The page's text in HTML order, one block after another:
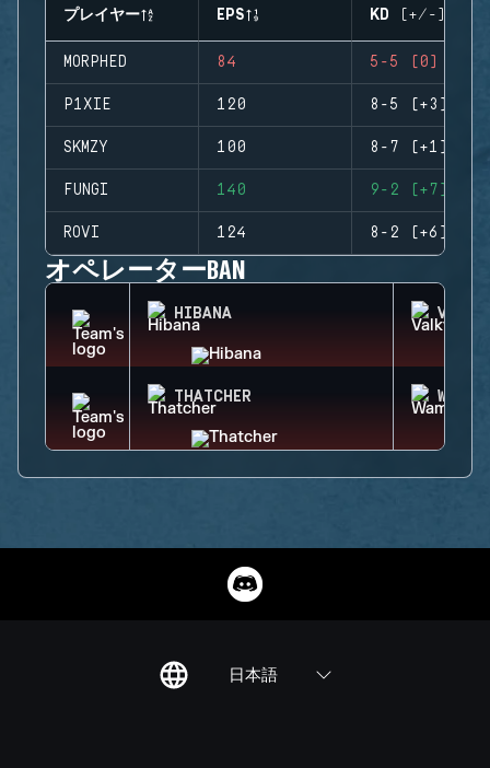
プレイヤー EPS KD (+/-)
MORPHED 84 5-5 (0)
P1XIE 120 8-5 (+3)
SKMZY 100 8-7 (+1)
FUNGI 140 9-2 (+7)
ROVI 124 8-2 (+6)
オペレーターBAN
HIBANA
THATCHER WAMAI
日本語